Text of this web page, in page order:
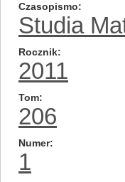
Czasopismo
Studia
Rocznik
2011
Tom
206
Numer
1